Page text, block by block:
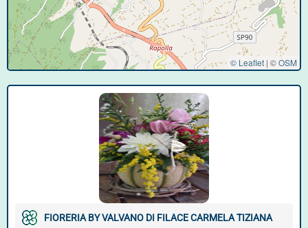
© Leaflet | ©OSM
FIORERIA BY VALVANO DI FILACE CARMELA TIZIANA